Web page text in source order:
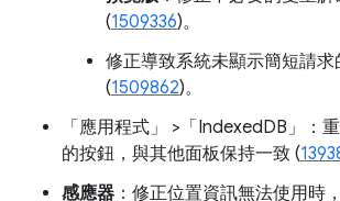
(1509336)。
修正導致系統未顯示簡短請求
(1509862)。
「應用程式」
>「IndexedDB」
：
的按鈕，與其他面板保持一致 (
感應器 ：修正位置資訊無法使用時